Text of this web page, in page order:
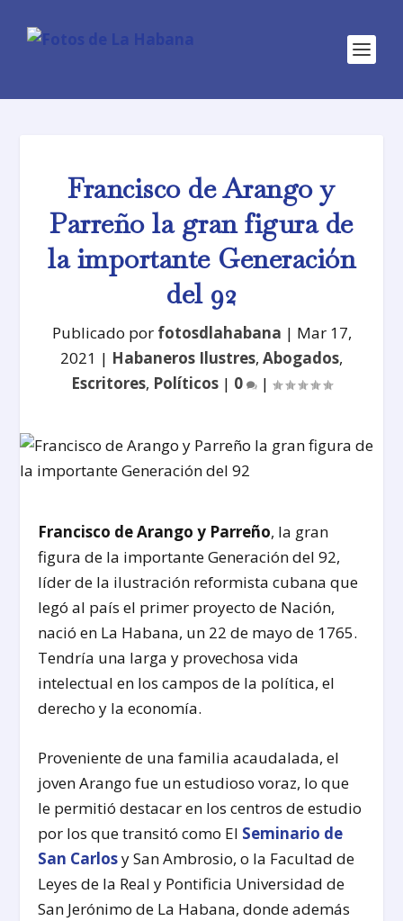
Francisco de Arango y
Parreño la gran figura de
la importante Generación
del 92
Publicado por fotosdlahabana | Mar 17,
2021 | Habaneros Ilustres, Abogados,
Escritores, Políticos | 0 |
Francisco de Arango y Parreño, la gran
figura de la importante Generación del 92,
líder de la ilustración reformista cubana que
legó al país el primer proyecto de Nación,
nació en La Habana, un 22 de mayo de 1765.
Tendría una larga y provechosa vida
intelectual en los campos de la política, el
derecho y la economía.
Proveniente de una familia acaudalada, el
joven Arango fue un estudioso voraz, lo que
le permitió destacar en los centros de estudio
por los que transitó como El Seminario de
San Carlosy San Ambrosio, o la Facultad de
Leyes de la Real y Pontificia Universidad de
San Jerónimo de La Habana, donde además